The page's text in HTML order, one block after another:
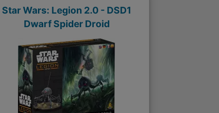
Star Wars: Legion 2.0 - DSD1
Dwarf Spider Droid